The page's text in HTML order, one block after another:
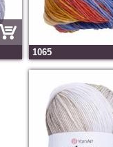
1065